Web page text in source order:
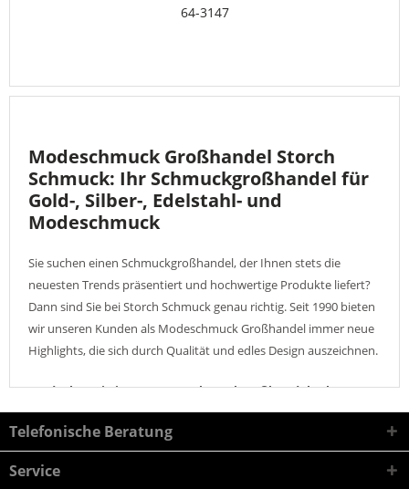
64-3147
Modeschmuck Großhandel Storch
Schmuck: Ihr Schmuckgroßhandel für
Gold-, Silber-, Edelstahl- und
Modeschmuck
Sie suchen einen Schmuckgroßhandel, der Ihnen stets die
neuesten Trends präsentiert und hochwertige Produkte liefert?
Dann sind Sie bei Storch Schmuck genau richtig. Seit 1990 bieten
wir unseren Kunden als Modeschmuck Großhandel immer neue
Highlights, die sich durch Qualität und edles Design auszeichnen.
Entdecken Sie in unserem Schmuckgroßhandel erlesene
Designs in bester Qualität zu fairen Preisen: Storch
Schmuck ist Ihr zuverlässiger Modeschmuck Großhandel!
Als Schmuckgroßhandel kennen wir uns mit aktuellen Trends aus
Telefonische Beratung
Service